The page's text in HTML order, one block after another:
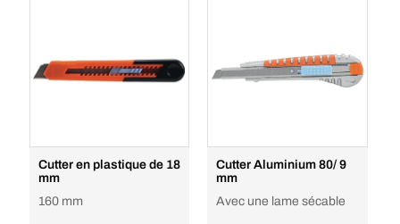
Cutter en plastique de 18
mm
160 mm
Cutter Aluminium 80/ 9
mm
Avec une lame sécable